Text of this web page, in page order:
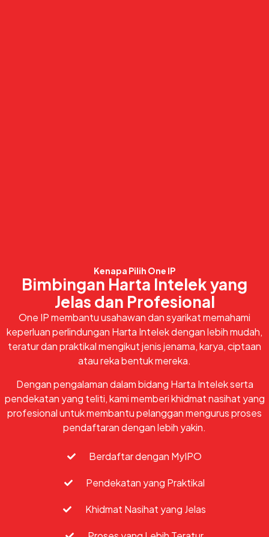
Kenapa Pilih One IP
Bimbingan Harta Intelek yang
Jelas dan Profesional
One IP membantu usahawan dan syarikat memahami
keperluan perlindungan Harta Intelek dengan lebih mudah,
teratur dan praktikal mengikut jenis jenama, karya, ciptaan
atau reka bentuk mereka.
Dengan pengalaman dalam bidang Harta Intelek serta
pendekatan yang teliti, kami memberi khidmat nasihat yang
profesional untuk membantu pelanggan mengurus proses
pendaftaran dengan lebih yakin.
Berdaftar dengan MyIPO
Pendekatan yang Praktikal
Khidmat Nasihat yang Jelas